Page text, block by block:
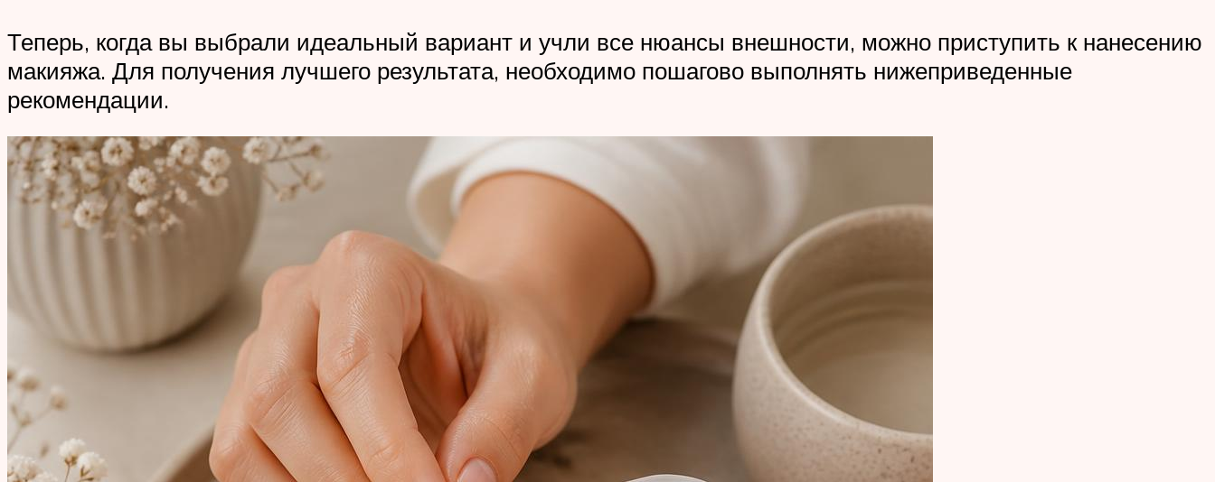
Теперь, когда вы выбрали идеальный вариант и учли все нюансы внешности, можно приступить к нанесению
макияжа. Для получения лучшего результата, необходимо пошагово выполнять нижеприведенные
рекомендации.